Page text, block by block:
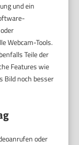
und ein
Webcam-Tools.
Teile der
Features wie
Bild noch besser
oder